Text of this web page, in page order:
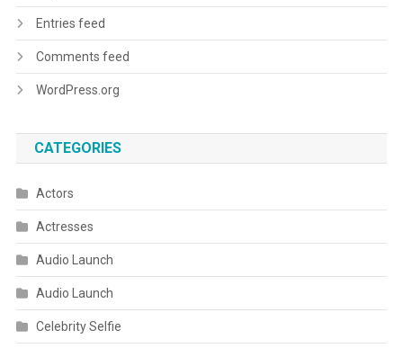
Entries feed
Comments feed
WordPress.org
CATEGORIES
Actors
Actresses
Audio Launch
Audio Launch
Celebrity Selfie